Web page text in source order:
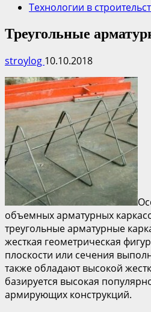
Технологии в
Треугольные
stroylog 10.10.2018
объемных арматурных
треугольные арматурные
жесткая геометрическая
плоскости или сечения
также обладают высокой
базируется высокая
армирующих конструкций.